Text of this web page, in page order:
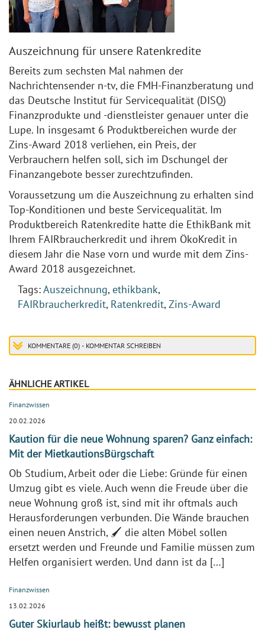
Auszeichnung für unsere Ratenkredite
Bereits zum sechsten Mal nahmen der
Nachrichtensender n-tv, die FMH-Finanzberatung und
das Deutsche Institut für Servicequalität (DISQ)
Finanzprodukte und -dienstleister genauer unter die
Lupe. In insgesamt 6 Produktbereichen wurde der
Zins-Award 2018 verliehen, ein Preis, der
Verbrauchern helfen soll, sich im Dschungel der
Finanzangebote besser zurechtzufinden.
Voraussetzung um die Auszeichnung zu erhalten sind
Top-Konditionen und beste Servicequalität. Im
Produktbereich Ratenkredite hatte die EthikBank mit
Ihrem FAIRbraucherkredit und ihrem ÖkoKredit in
diesem Jahr die Nase vorn und wurde mit dem Zins-
Award 2018 ausgezeichnet.
Tags:Auszeichnung, ethikbank,
FAIRbraucherkredit, Ratenkredit,Zins-Award
KOMMENTARE (0) - KOMMENTAR SCHREIBEN
ÄHNLICHE ARTIKEL
Finanzwissen
20.02.2026
Kaution für die neue Wohnung sparen? Ganz einfach:
Mit der MietkautionsBürgschaft
Ob Studium, Arbeit oder die Liebe: Gründe für einen
Umzug gibt es viele. Auch wenn die Freude über die
neue Wohnung groß ist, sind mit ihr oftmals auch
Herausforderungen verbunden. Die Wände brauchen
einen neuen Anstrich, 🖌️ die alten Möbel sollen
ersetzt werden und Freunde und Familie müssen zum
Helfen organisiert werden. Und dann ist da […]
Finanzwissen
13.02.2026
Guter Skiurlaub heißt: bewusst planen